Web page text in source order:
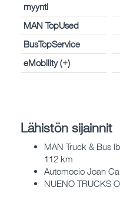
myynti
MAN TopUsed
BusTopService
eMobility (+)
Lähistön sijainnit
MAN Truck & Bus
112 km
Automocio Joan
NUENO TRUCKS